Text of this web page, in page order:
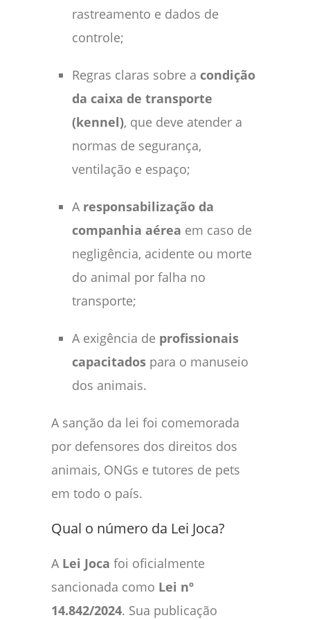
rastreamento e dados de
controle;
Regras claras sobre a condição
da caixa de transporte
(kennel), que deve atender a
normas de segurança,
ventilação e espaço;
A responsabilização da
companhia aérea em caso de
negligência, acidente ou morte
do animal por falha no
transporte;
A exigência de profissionais
capacitados para o manuseio
dos animais.
A sanção da lei foi comemorada
por defensores dos direitos dos
animais, ONGs e tutores de pets
em todo o país.
Qual o número da Lei Joca?
A Lei Joca foi oficialmente
sancionada como Lei nº
14.842/2024. Sua publicação